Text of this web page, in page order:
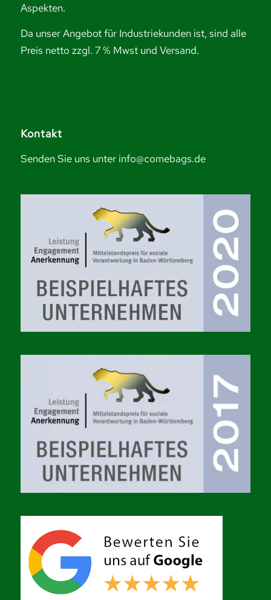
Aspekten.
Da unser Angebot für Industriekunden ist, sind alle
Preis netto zzgl. 7 % Mwst und Versand.
Kontakt
Senden Sie uns unter info@comebags.de